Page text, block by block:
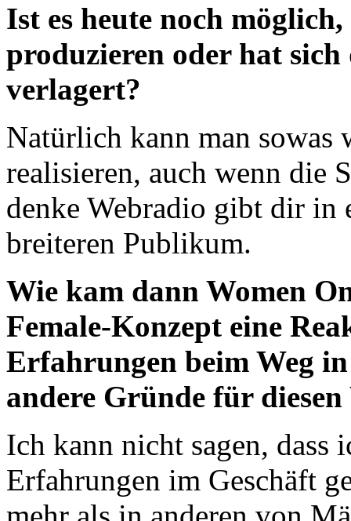
Ist es heute noch
produzieren oder hat
verlagert?
Natürlich kann man sowas
realisieren, auch wenn die
denke Webradio gibt dir in
breiteren Publikum.
Wie kam dann Women
Female-Konzept eine
Erfahrungen beim Weg
andere Gründe für diesen
Ich kann nicht sagen, dass
Erfahrungen im Geschäft